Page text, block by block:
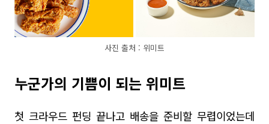
사진 출처 : 위미트
누군가의 기쁨이 되는 위미트
첫 크라우드 펀딩 끝나고 배송을 준비할 무렵이었는데